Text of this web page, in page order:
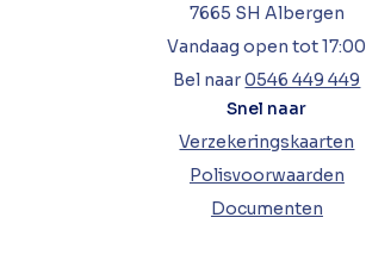
7665 SH Albergen
Vandaag open tot 17:00
Bel naar0546 449 449
Snel naar
Verzekeringskaarten
Polisvoorwaarden
Documenten